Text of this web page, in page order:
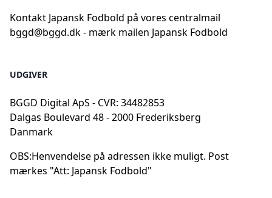
Kontakt Japansk Fodbold på vores centralmail
bggd@bggd.dk- mærk mailen Japansk Fodbold
UDGIVER
BGGD Digital ApS - CVR: 34482853
Dalgas Boulevard 48 - 2000 Frederiksberg
Danmark
OBS:Henvendelse på adressen ikke muligt. Post
mærkes "Att: Japansk Fodbold"